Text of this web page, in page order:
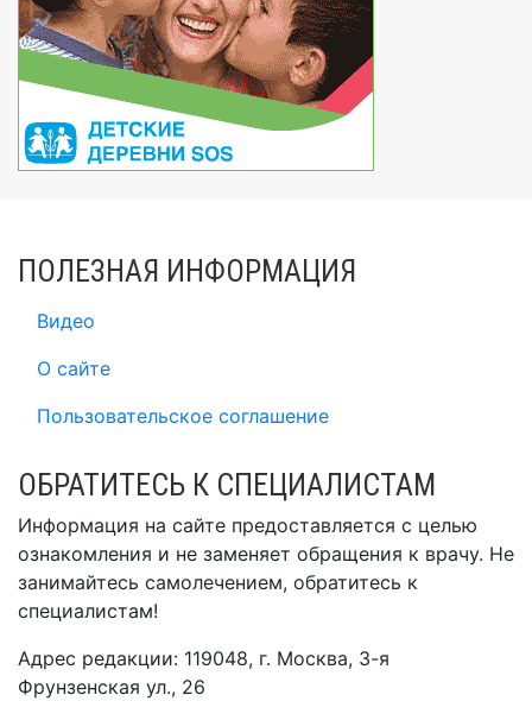
ПОЛЕЗНАЯ ИНФОРМАЦИЯ
Видео
О сайте
Пользовательское соглашение
ОБРАТИТЕСЬ К СПЕЦИАЛИСТАМ
Информация на сайте предоставляется с целью
ознакомления и не заменяет обращения к врачу. Не
занимайтесь самолечением, обратитесь к
специалистам!
Адрес редакции: 119048, г. Москва, 3-я
Фрунзенская ул., 26